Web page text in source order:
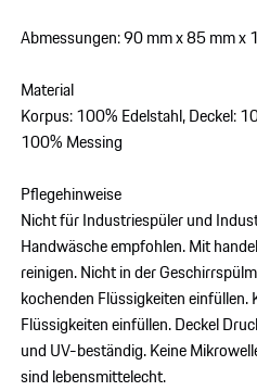
Abmessungen: 90 mm x 85 mm x
Material
Korpus: 100% Edelstahl, Deckel:
100% Messing
Pflegehinweise
Nicht für Industriespüler und
Handwäsche empfohlen. Mit
reinigen. Nicht in der
kochenden Flüssigkeiten einfüllen.
Flüssigkeiten einfüllen. Deckel
und UV-beständig. Keine
sind lebensmittelecht.